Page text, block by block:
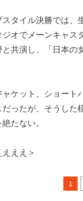
タイル決勝では、
オでメーンキャス
と共演し、「日本
ケット、ショート
ったが、そうした
たない。
ええ＞
1